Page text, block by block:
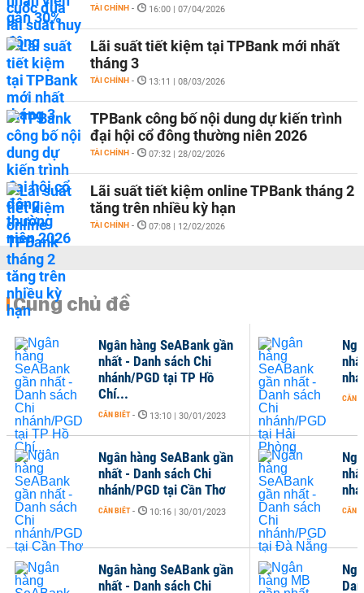
TÀI CHÍNH - 16:00 | 07/04/2026
Lãi suất tiết kiệm tại TPBank mới nhất
tháng 3
TÀI CHÍNH - 13:11 | 08/03/2026
TPBank công bố nội dung dự kiến trình
đại hội cổ đông thường niên 2026
TÀI CHÍNH - 07:32 | 28/02/2026
Lãi suất tiết kiệm online TPBank tháng 2
tăng trên nhiều kỳ hạn
TÀI CHÍNH - 07:08 | 12/02/2026
Cùng chủ đề
Ngân hàng SeABank gần
nhất - Danh sách Chi
nhánh/PGD tại TP Hồ
Chí...
CẦN BIẾT - 13:10 | 30/01/2023
Ngân hàng SeABank gần
nhất - Danh sách Chi
nhánh/PGD tại Cần Thơ
CẦN BIẾT - 10:16 | 30/01/2023
Ngân hàng SeABank gần
nhất - Danh sách Chi
CẦN
CẦN